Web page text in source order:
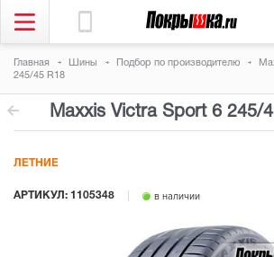
Главная Шины Подбор по производителю
245/45 R18
Maxxis Victra Sport 6 245/
АРТИКУЛ: 1105348 в наличии
ЛЕТНИЕ